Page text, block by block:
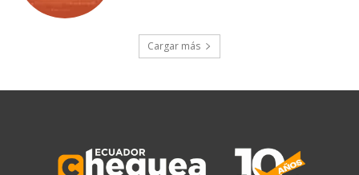
Cargar más